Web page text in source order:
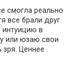
смогла реально
все брали друг
интуицию в
или юзаю свои
зря. Ценнее